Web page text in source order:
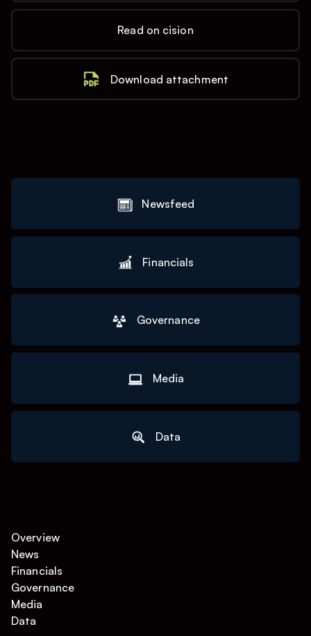
Read on cision
Download attachment
Newsfeed
Financials
Governance
Media
Data
Overview
News
Financials
Governance
Media
Data